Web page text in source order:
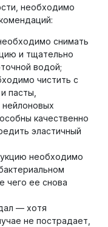
необходимо
снимать
и тщательно
водой;
чистить с
пасты,
качественно
эластичный
необходимо
чего ее снова
— хотя
не пострадает,